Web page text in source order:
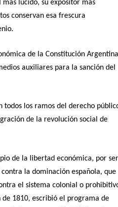
más lúcido, su expositor más
conservan esa frescura
de la Constitución
auxiliares para la sanción del
todos los ramos del derecho
de la revolución social de
de la libertad económica, por ser
la dominación española, que
el sistema colonial o
1810, escribió el programa de